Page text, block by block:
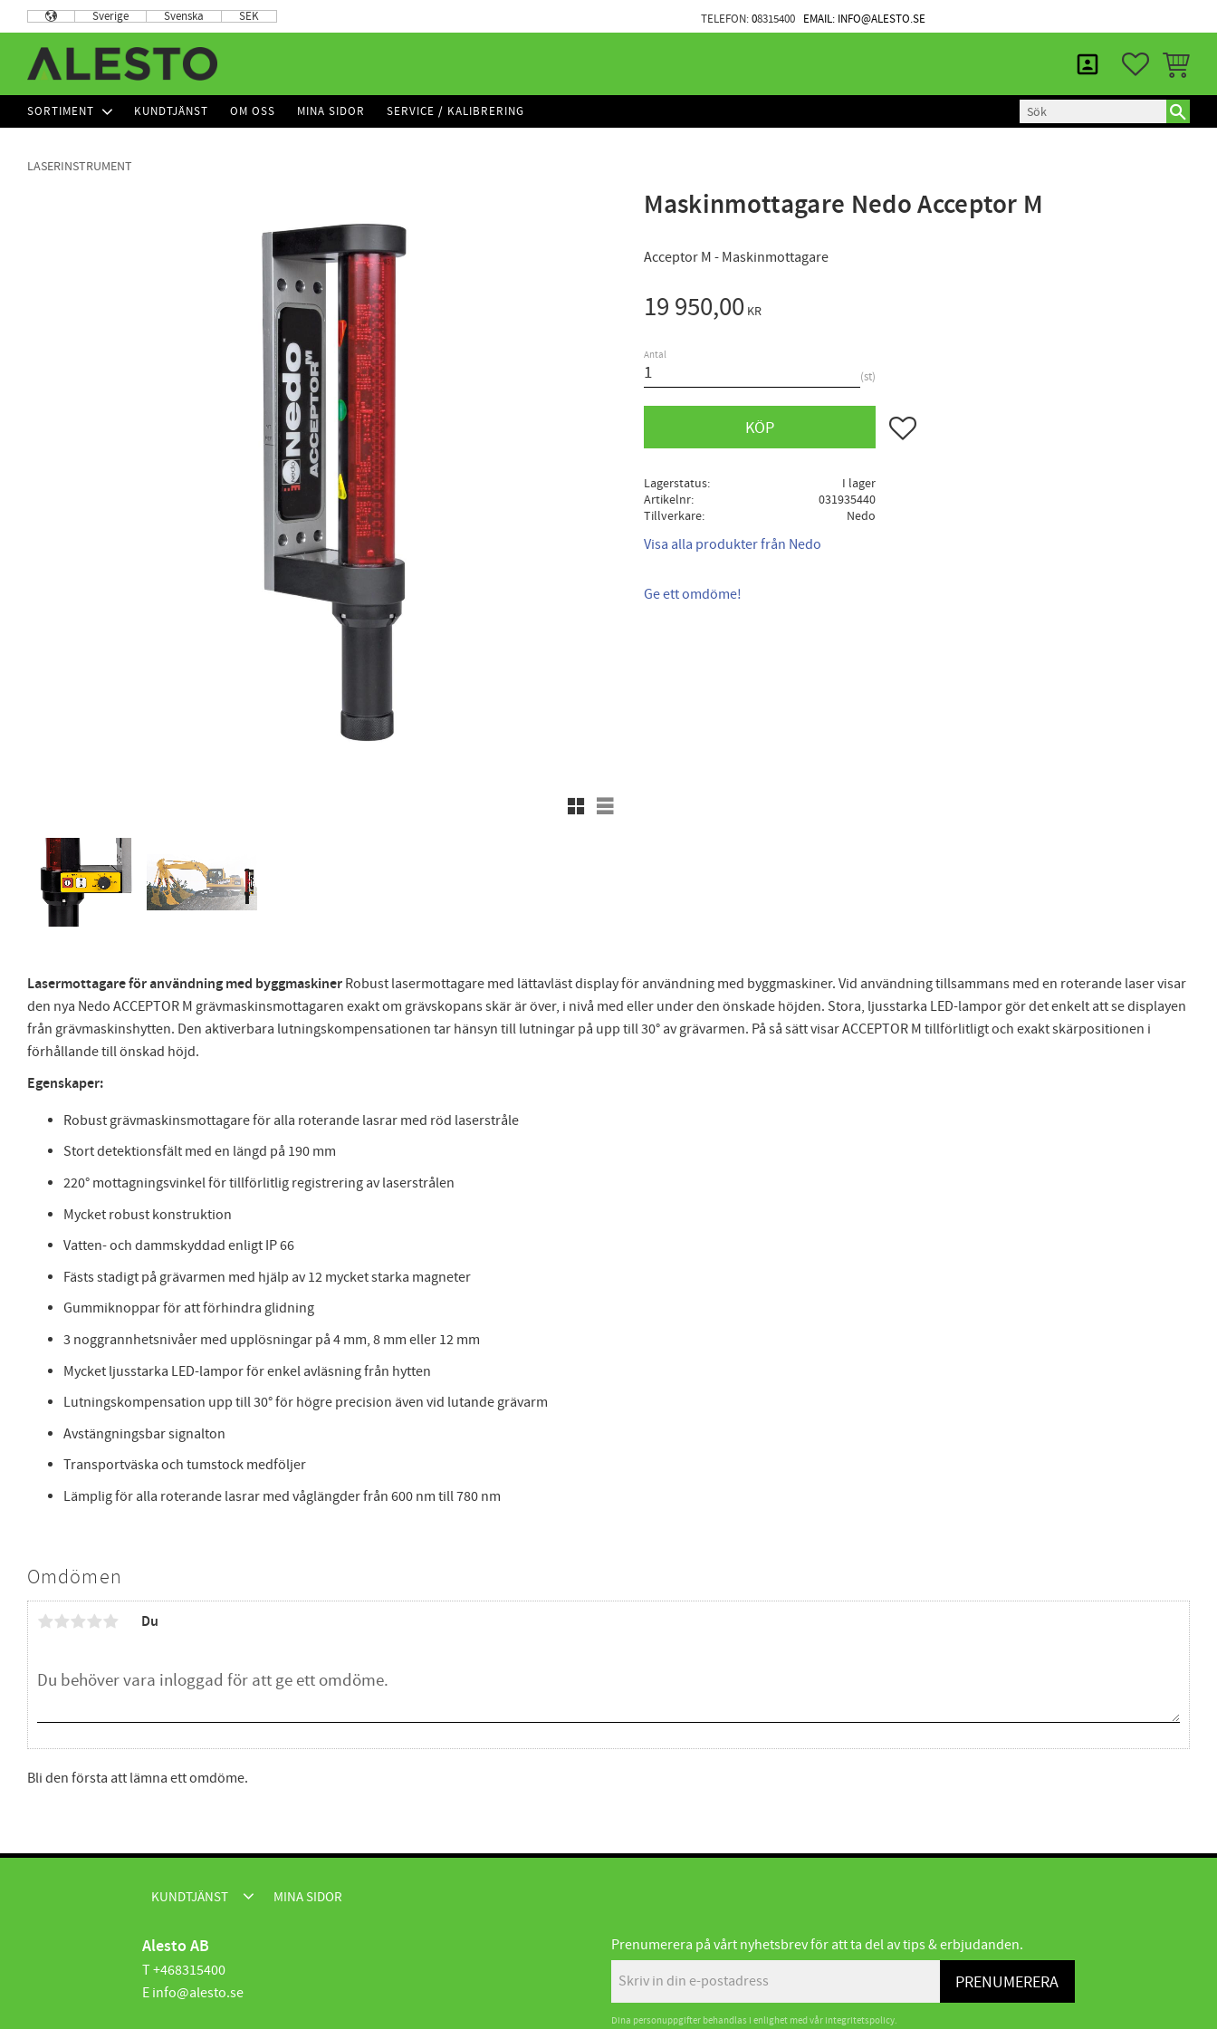
Sverige Svenska SEK TELEFON:08315400 EMAIL: INFO@ALESTO.SE
FAVORITER
SORTIMENT KUNDTJÄNST OM OSS MINA SIDOR SERVICE / KALIBRERING
LASERINSTRUMENT
Maskinmottagare Nedo Acceptor M
Acceptor M - Maskinmottagare
Rutnätsvy
Listvy
19 950,00KR
Antal
st
KÖP Lägg till i favoriter
Lagerstatus
I lager
Artikelnr
031935440
Tillverkare
Nedo
Visa alla produkter från Nedo
Ge ett omdöme!
Laser­mottagare för användning med bygg­maskiner Robust lasermottagare med lättavläst display för användning med byggmaskiner. Vid användning tillsammans med en roterande laser visar
den nya Nedo ACCEPTOR M grävmaskinsmottagaren exakt om grävskopans skär är över, i nivå med eller under den önskade höjden. Stora, ljusstarka LED-lampor gör det enkelt att se displayen
från grävmaskinshytten. Den aktiverbara lutningskompensationen tar hänsyn till lutningar på upp till 30° av grävarmen. På så sätt visar ACCEPTOR M tillförlitligt och exakt skärpositionen i
förhållande till önskad höjd.
Egenskaper:
Robust grävmaskinsmottagare för alla roterande lasrar med röd laserstråle
Stort detektionsfält med en längd på 190 mm
220° mottagningsvinkel för tillförlitlig registrering av laserstrålen
Mycket robust konstruktion
Vatten- och dammskyddad enligt IP 66
Fästs stadigt på grävarmen med hjälp av 12 mycket starka magneter
Gummiknoppar för att förhindra glidning
3 noggrannhetsnivåer med upplösningar på 4 mm, 8 mm eller 12 mm
Mycket ljusstarka LED-lampor för enkel avläsning från hytten
Lutningskompensation upp till 30° för högre precision även vid lutande grävarm
Avstängningsbar signalton
Transportväska och tumstock medföljer
Lämplig för alla roterande lasrar med våglängder från 600 nm till 780 nm
Omdömen
Du
Bli den första att lämna ett omdöme.
KUNDTJÄNST MINA SIDOR
Alesto AB
T +468315400
E info@alesto.se
Prenumerera på vårt nyhetsbrev för att ta del av tips & erbjudanden.
PRENUMERERA
Dina personuppgifter behandlas i enlighet med vår integritetspolicy.